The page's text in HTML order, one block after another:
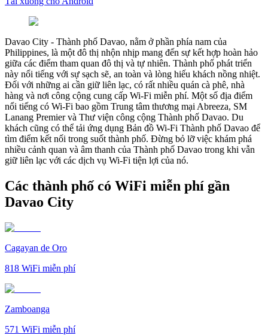
Davao City - Thành phố Davao, nằm ở phần phía nam của
Philippines, là một đô thị nhộn nhịp mang đến sự kết hợp hoàn hảo
giữa các điểm tham quan đô thị và tự nhiên. Thành phố phát triển
này nổi tiếng với sự sạch sẽ, an toàn và lòng hiếu khách nồng nhiệt.
Đối với những ai cần giữ liên lạc, có rất nhiều quán cà phê, nhà
hàng và nơi công cộng cung cấp Wi-Fi miễn phí. Một số địa điểm
nổi tiếng có Wi-Fi bao gồm Trung tâm thương mại Abreeza, SM
Lanang Premier và Thư viện công cộng Thành phố Davao. Du
khách cũng có thể tải ứng dụng Bản đồ Wi-Fi Thành phố Davao để
tìm điểm kết nối trong suốt thành phố. Đừng bỏ lỡ việc khám phá
nhiều cảnh quan và âm thanh của Thành phố Davao trong khi vẫn
giữ liên lạc với các dịch vụ Wi-Fi tiện lợi của nó.
Các thành phố có WiFi miễn phí gần
Davao City
Cagayan de Oro
818 WiFi miễn phí
Zamboanga
571 WiFi miễn phí